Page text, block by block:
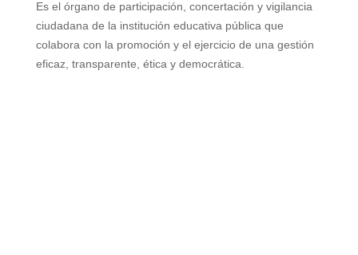
Es el órgano de participación, concertación y vigilancia
ciudadana de la institución educativa pública que
colabora con la promoción y el ejercicio de una gestión
eficaz, transparente, ética y democrática.